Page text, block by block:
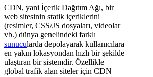
CDN, yani İçerik Dağıtım Ağı, bir
web sitesinin statik içeriklerini
(resimler, CSS/JS dosyaları, videolar
vb.) dünya genelindeki farklı
sunucularda depolayarak kullanıcılara
en yakın lokasyondan hızlı bir şekilde
ulaştıran bir sistemdir. Özellikle
global trafik alan siteler için CDN